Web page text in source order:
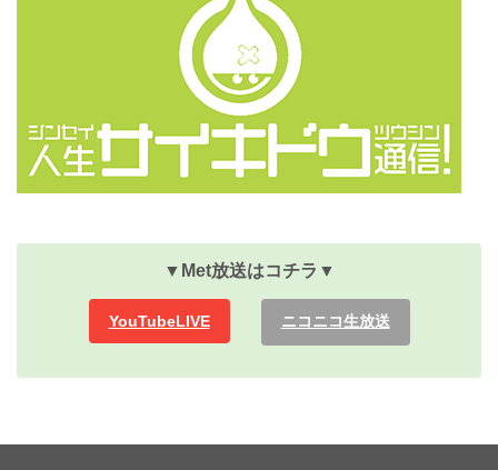
▼Met放送はコチラ▼
YouTubeLIVE ニコニコ生放送